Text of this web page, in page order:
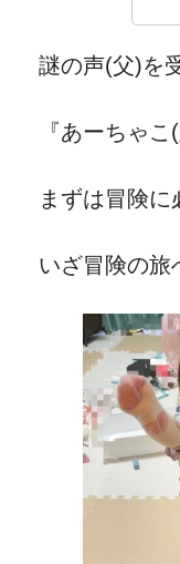
謎の声(父)を
『あーちゃこ
まずは冒険に
いざ冒険の旅